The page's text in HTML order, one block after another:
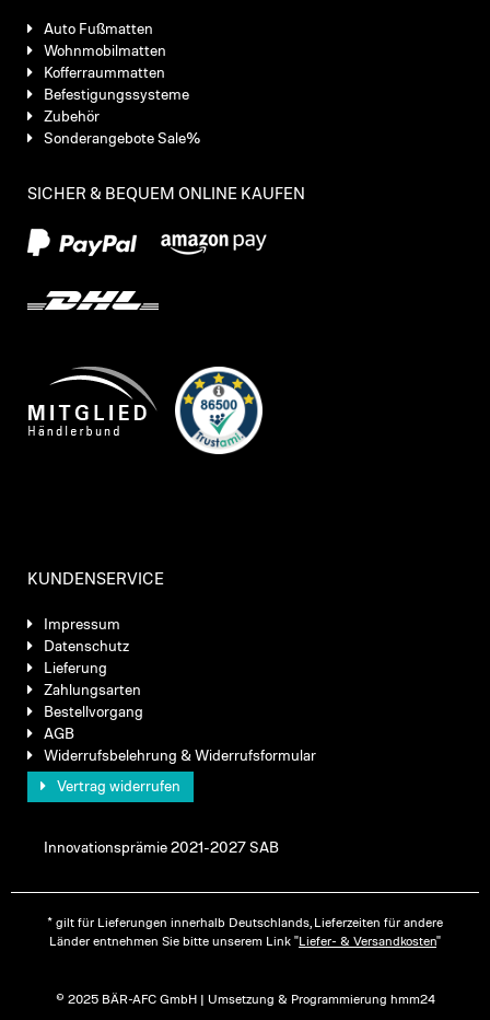
Auto Fußmatten
Wohnmobilmatten
Kofferraummatten
Befestigungssysteme
Zubehör
Sonderangebote Sale%
SICHER & BEQUEM ONLINE KAUFEN
KUNDENSERVICE
Impressum
Datenschutz
Lieferung
Zahlungsarten
Bestellvorgang
AGB
Widerrufsbelehrung & Widerrufsformular
Vertrag widerrufen
Innovationsprämie 2021-2027 SAB
* gilt für Lieferungen innerhalb Deutschlands, Lieferzeiten für andere
Länder entnehmen Sie bitte unserem Link "Liefer- & Versandkosten"
© 2025 BÄR-AFC GmbH | Umsetzung & Programmierung hmm24